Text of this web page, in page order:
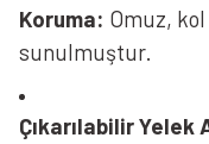
Koruma: Omuz,
sunulmuştur.
Çıkarılabilir Yelek